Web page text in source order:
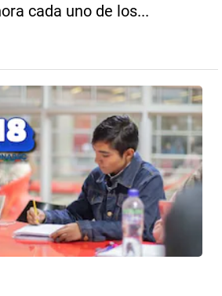
cada uno de los...